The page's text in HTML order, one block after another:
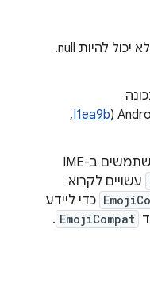
הגופן שצוין לא יכול להיות null.
I1ea9b
, ‏
ווידג'טים בהתאמה אישית שמשתמשים ב-IME
עשויים לקרוא
כדי ליידע
EmojiCompat
.